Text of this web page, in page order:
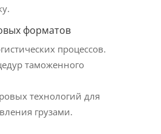
форматов
процессов.
таможенного
технологий для
грузами.